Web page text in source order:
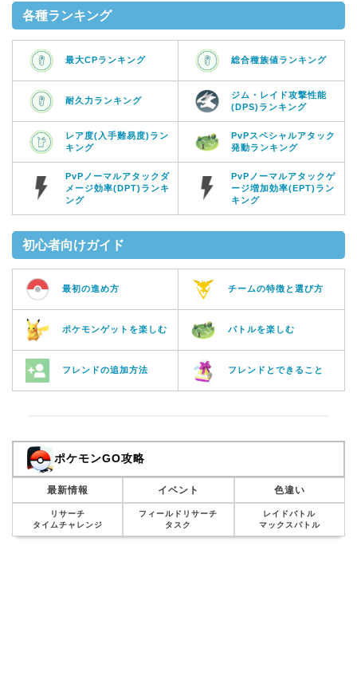
各種ランキング
最大CPランキング 総合種族値ランキング
耐久力ランキング
ジム・レイド攻撃性能
(DPS)ランキング
レア度(入手難易度)ラン
キング
PvPスペシャルアタック
発動ランキング
PvPノーマルアタックダ
メージ効率(DPT)ランキ
ング
PvPノーマルアタックゲ
ージ増加効率(EPT)ラン
キング
初心者向けガイド
最初の進め方 チームの特徴と選び方
ポケモンゲットを楽しむ バトルを楽しむ
フレンドの追加方法 フレンドとできること
ポケモンGO攻略
最新情報 イベント 色違い
リサーチ
タイムチャレンジ
フィールドリサーチ
タスク
レイドバトル
マックスバトル